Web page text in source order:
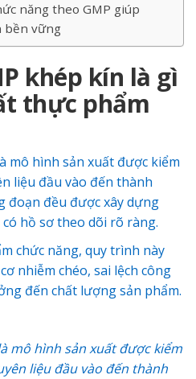
năng theo GMP giúp
bền vững
khép kín là gì
thực phẩm
mô hình sản xuất được kiểm
liệu đầu vào đến thành
đoạn đều được xây dựng
hồ sơ theo dõi rõ ràng.
chức năng, quy trình này
nhiễm chéo, sai lệch công
đến chất lượng sản phẩm.
mô hình sản xuất được kiểm
liệu đầu vào đến thành